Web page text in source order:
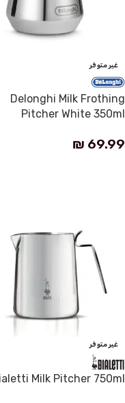
غير متوفر
Delonghi Milk Frothing
Pitcher White 350ml
₪ 69.99
غير متوفر
Milk Pitcher 750ml